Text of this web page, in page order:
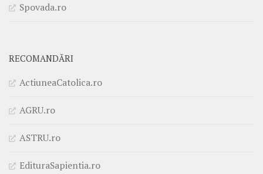
Spovada.ro
RECOMANDĂRI
ActiuneaCatolica.ro
AGRU.ro
ASTRU.ro
EdituraSapientia.ro